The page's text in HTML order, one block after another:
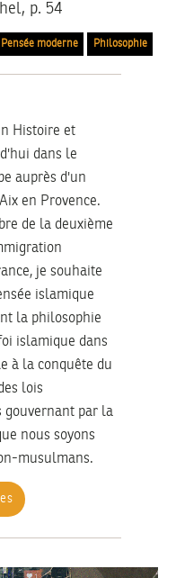
p. 54
Pensée moderne Philosophie
Histoire et
dans le
auprès d'un
en Provence.
de la deuxième
je souhaite
islamique
la philosophie
islamique dans
à la conquête du
lois
gouvernant par la
nous soyons
musulmans.